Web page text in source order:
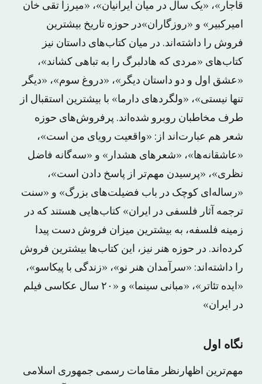
قاجار»، «یک سال در میان ایرانیان»، «میرزا تقی خان
امیرکبیر» و «روزگاران»در حوزه تاریخ بیشترین
فروش را داشته‌اند. در میان کتاب‌های داستان نیز
کتاب‌های «مردی که هادلبرگ را به تباهی کشاند»،
«عشق اول و دو داستان دیگر»، «دروغ سوم»، «دیگر
تنها نیستی»، «ولگردهای دارما» با بیشترین استقبال از
طرف مخاطبان روبرو شده‌اند. پرفروش‌های حوزه
شعر هم عبارت‌اند از: «واقعیت رویای من است»،
«عاشقانه‌ها»، «شعرهای هشدار» و «سه‌گانه فاضل
نظری»، «پرسیدن مهم‌تر از پاسخ دادن است»،
«رساله‌ای کوچک در باب فضیلت‌های بزرگ» و «سنت
ترجمه آثار فلسفی در ایران» کتاب‌هایی هستند که در
زمینه فلسفه، به بیشترین میزان فروش دست پیدا
کرده‌اند. در حوزه هنر نیز، این کتاب‌ها بیشترین فروش
را داشته‌اند: «سرآمدان هنر نو»، «زندگی با پیکاسو»،
«ایده تئا‌تر»، «مبانی سینما» و «۲۰ سال عکاسی فیلم
در ایران»
نگاه اول
مهم‌ترین اظهارنظر مقامات رسمی جمهوری اسلامی